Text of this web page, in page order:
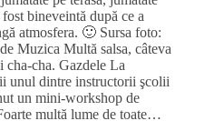
bineveintă după ce a
atmosfera. 🙂 Sursa foto:
Muzica Multă salsa, câteva
cha-cha. Gazdele La
unul dintre instructorii şcolii
un mini-workshop de
multă lume de toate…